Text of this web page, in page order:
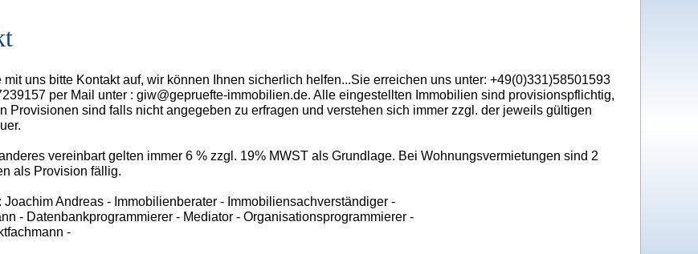
mit uns bitte Kontakt auf, wir können Ihnen sicherlich helfen...Sie erreichen uns unter: +49(0)331)58501593
per Mail unter : giw@gepruefte-immobilien.de. Alle eingestellten Immobilien sind provisionspflichtig,
Provisionen sind falls nicht angegeben zu erfragen und verstehen sich immer zzgl. der jeweils gültigen
vereinbart gelten immer 6 % zzgl. 19% MWST als Grundlage. Bei Wohnungsvermietungen sind 2
als Provision fällig.
Joachim Andreas - Immobilienberater - Immobiliensachverständiger -
- Datenbankprogrammierer - Mediator - Organisationsprogrammierer -
-